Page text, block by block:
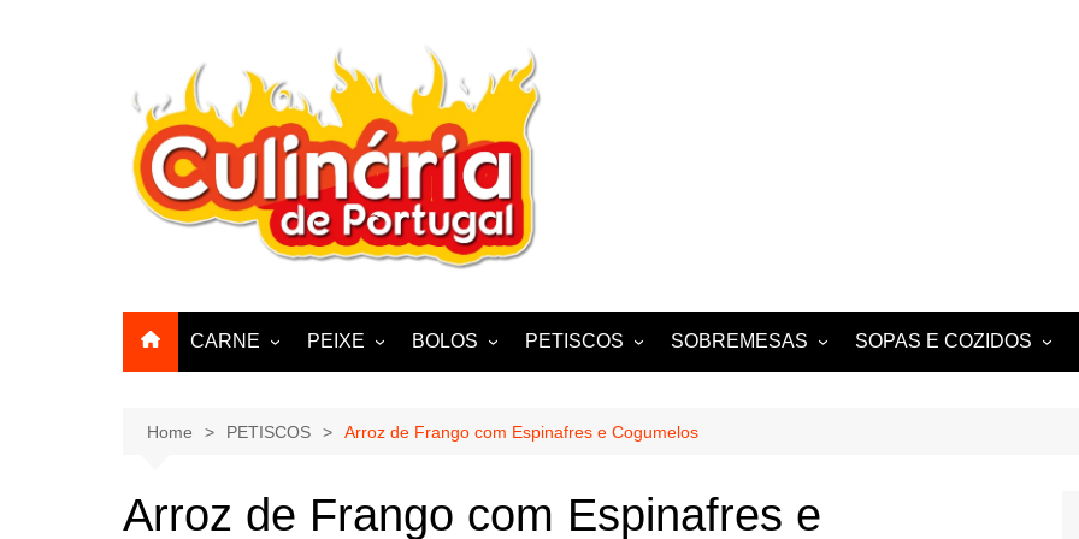
CARNE
FRANGO, PERÚ, PATO
PEIXE
POLVO, LULAS, CHOCO
BOLOS
BISCOITOS
PASTEIS, QUEQUES E
CUPCAKES
PETISCOS
SALADAS
SOBREMESAS
FOLHADOS
TARTES E TORTAS
DOCES
SOPAS E COZIDOS
Home PETISCOS Arroz de Frango com Espinafres e Cogumelos
Arroz de Frango com Espinafres e